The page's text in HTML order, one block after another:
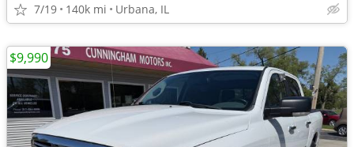
7/19 140k mi Urbana, IL
$9,990